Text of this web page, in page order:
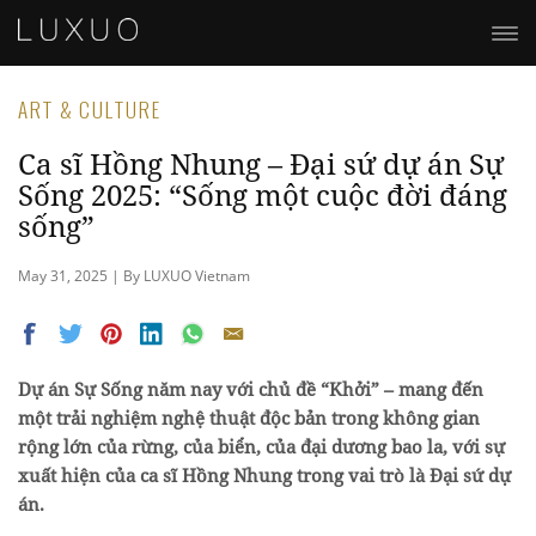
ART & CULTURE
Ca sĩ Hồng Nhung – Đại sứ dự án Sự
Sống 2025: “Sống một cuộc đời đáng
sống”
May 31, 2025 | By LUXUO Vietnam
Dự án Sự Sống năm nay với chủ đề “Khởi” – mang đến
một trải nghiệm nghệ thuật độc bản trong không gian
rộng lớn của rừng, của biển, của đại dương bao la, với sự
xuất hiện của ca sĩ Hồng Nhung trong vai trò là Đại sứ dự
án.